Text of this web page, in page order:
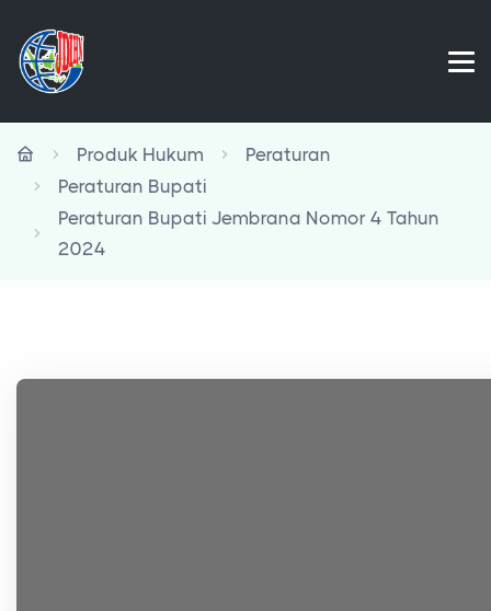
Produk Hukum
Peraturan
Peraturan Bupati
Peraturan Bupati Jembrana Nomor 4 Tahun
2024